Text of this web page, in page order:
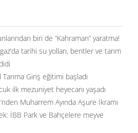
biri de ”Kahraman” yaratma!
tarihi su yolları, bentler ve tarım
Giriş eğitimi başladı
ilk mezuniyet heyecanı yaşadı
Muharrem Ayında Aşure İkramı
İBB Park ve Bahçelere meyve